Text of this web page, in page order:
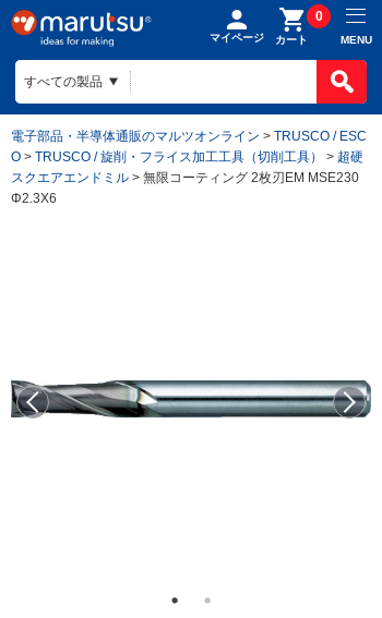
マイページ カート
0
MENU
電子部品・半導体通販のマルツオンライン > TRUSCO / ESC
O > TRUSCO / 旋削・フライス加工工具（切削工具） > 超硬
スクエアエンドミル > 無限コーティング 2枚刃EM MSE230
Φ2.3X6